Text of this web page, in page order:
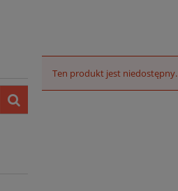
Ten produkt jest niedostępny.